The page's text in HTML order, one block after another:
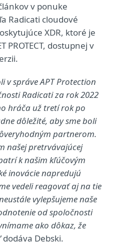
v ponuke
Radicati cloudové
XDR, ktoré je
PROTECT, dostupnej v
v správe APT Protection
Radicati za rok 2022
hráča už tretí rok po
dôležité, aby sme boli
partnerom.
našej pretrvávajúcej
k našim kľúčovým
inovácie napredujú
vedeli reagovať aj na tie
vylepšujeme naše
od spoločnosti
ako dôkaz, že
dodáva Debski.